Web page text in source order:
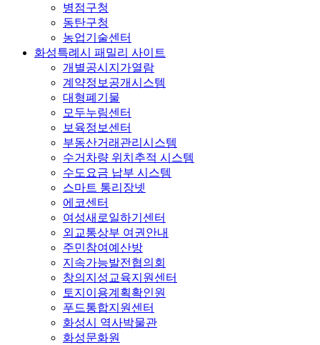
병점구청
동탄구청
농업기술센터
화성특례시 패밀리 사이트
개별공시지가열람
계약정보공개시스템
대형폐기물
모두누림센터
보육정보센터
부동산거래관리시스템
수거차량 위치추적 시스템
수도요금 납부 시스템
스마트 통리장넷
에코센터
여성새로일하기센터
외교통상부 여권안내
주민참여예산방
지속가능발전협의회
창의지성교육지원센터
토지이용계획확인원
푸드통합지원센터
화성시 역사박물관
화성문화원